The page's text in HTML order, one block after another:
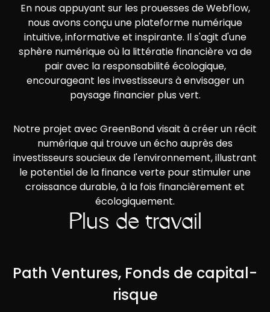
En nous appuyant sur les prouesses de Webflow,
nous avons conçu une plateforme numérique
intuitive, informative et inspirante. Il s'agit d'une
sphère numérique où la littératie financière va de
pair avec la responsabilité écologique,
encourageant les investisseurs à envisager un
paysage financier plus vert.
Notre projet avec GreenBond visait à créer un récit
numérique qui trouve un écho auprès des
investisseurs soucieux de l'environnement, illustrant
le potentiel de la finance verte pour stimuler une
croissance durable, à la fois financièrement et
écologiquement.
Plus de travail
Path Ventures, Fonds de capital-
risque